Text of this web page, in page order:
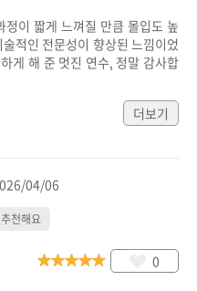
이 짧게 느껴질 만큼 몰입도 높
적인 전문성이 향상된 느낌이었
게 해 준 멋진 연수, 정말 감사합
더보기
04/06
추천해요
0